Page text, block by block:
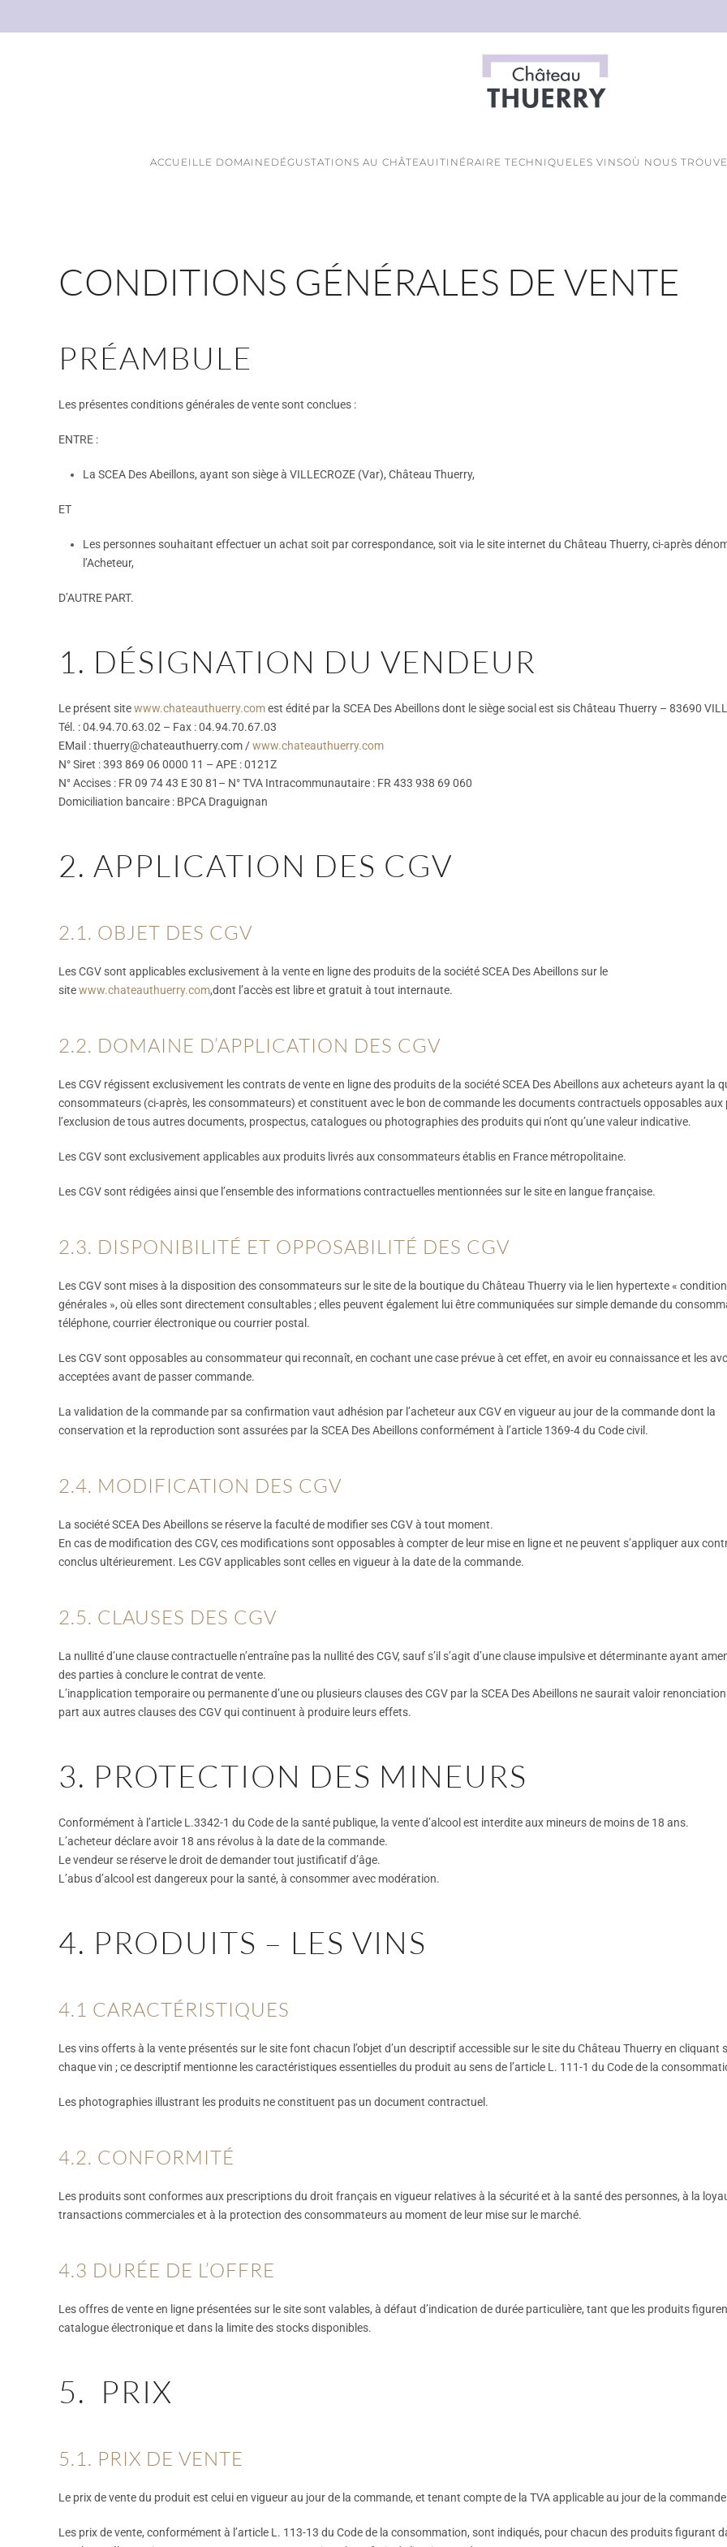
ACCUEIL LE DOMAINE DÉGUSTATIONS AU CHÂTEAU ITINÉRAIRE TECHNIQUE LES VINSOÙ NOUS
CONDITIONS GÉNÉRALES DE VENTE
PRÉAMBULE
Les présentes conditions générales de vente sont conclues :
ENTRE :
La SCEA Des Abeillons, ayant son siège à VILLECROZE (Var), Château Thuerry,
ET
Les personnes souhaitant effectuer un achat soit par correspondance, soit via le site internet du Château Thuerry, ci-après
l’Acheteur,
D’AUTRE PART.
1. DÉSIGNATION DU VENDEUR
Le présent sitewww.chateauthuerry.comest édité par la SCEA Des Abeillons dont le siège social est sis Château Thuerry – 83690
Tél. : 04.94.70.63.02 – Fax : 04.94.70.67.03
EMail : thuerry@chateauthuerry.com /www.chateauthuerry.com
N° Siret : 393 869 06 0000 11 – APE : 0121Z
N° Accises : FR 09 74 43 E 30 81– N° TVA Intracommunautaire : FR 433 938 69 060
Domiciliation bancaire : BPCA Draguignan
2. APPLICATION DES CGV
2.1. OBJET DES CGV
Les CGV sont applicables exclusivement à la vente en ligne des produits de la société SCEA Des Abeillons sur le
sitewww.chateauthuerry.com,dont l’accès est libre et gratuit à tout internaute.
2.2. DOMAINE D’APPLICATION DES CGV
Les CGV régissent exclusivement les contrats de vente en ligne des produits de la société SCEA Des Abeillons aux acheteurs ayant la
consommateurs (ci-après, les consommateurs) et constituent avec le bon de commande les documents contractuels opposables aux
l’exclusion de tous autres documents, prospectus, catalogues ou photographies des produits qui n’ont qu’une valeur indicative.
Les CGV sont exclusivement applicables aux produits livrés aux consommateurs établis en France métropolitaine.
Les CGV sont rédigées ainsi que l’ensemble des informations contractuelles mentionnées sur le site en langue française.
2.3. DISPONIBILITÉ ET OPPOSABILITÉ DES CGV
Les CGV sont mises à la disposition des consommateurs sur le site de la boutique du Château Thuerry via le lien hypertexte «
générales », où elles sont directement consultables ; elles peuvent également lui être communiquées sur simple demande du
téléphone, courrier électronique ou courrier postal.
Les CGV sont opposables au consommateur qui reconnaît, en cochant une case prévue à cet effet, en avoir eu connaissance et les
acceptées avant de passer commande.
La validation de la commande par sa confirmation vaut adhésion par l’acheteur aux CGV en vigueur au jour de la commande dont la
conservation et la reproduction sont assurées par la SCEA Des Abeillons conformément à l’article 1369-4 du Code civil.
2.4. MODIFICATION DES CGV
La société SCEA Des Abeillons se réserve la faculté de modifier ses CGV à tout moment.
En cas de modification des CGV, ces modifications sont opposables à compter de leur mise en ligne et ne peuvent s’appliquer aux
conclus ultérieurement. Les CGV applicables sont celles en vigueur à la date de la commande.
2.5. CLAUSES DES CGV
La nullité d’une clause contractuelle n’entraîne pas la nullité des CGV, sauf s’il s’agit d’une clause impulsive et déterminante ayant
des parties à conclure le contrat de vente.
L’inapplication temporaire ou permanente d’une ou plusieurs clauses des CGV par la SCEA Des Abeillons ne saurait valoir
part aux autres clauses des CGV qui continuent à produire leurs effets.
3. PROTECTION DES MINEURS
Conformément à l’article L.3342-1 du Code de la santé publique, la vente d’alcool est interdite aux mineurs de moins de 18 ans.
L’acheteur déclare avoir 18 ans révolus à la date de la commande.
Le vendeur se réserve le droit de demander tout justificatif d’âge.
L’abus d’alcool est dangereux pour la santé, à consommer avec modération.
4. PRODUITS – LES VINS
4.1 CARACTÉRISTIQUES
Les vins offerts à la vente présentés sur le site font chacun l’objet d’un descriptif accessible sur le site du Château Thuerry en cliquant
chaque vin ; ce descriptif mentionne les caractéristiques essentielles du produit au sens de l’article L. 111-1 du Code de la
Les photographies illustrant les produits ne constituent pas un document contractuel.
4.2. CONFORMITÉ
Les produits sont conformes aux prescriptions du droit français en vigueur relatives à la sécurité et à la santé des personnes, à la
transactions commerciales et à la protection des consommateurs au moment de leur mise sur le marché.
4.3 DURÉE DE L’OFFRE
Les offres de vente en ligne présentées sur le site sont valables, à défaut d’indication de durée particulière, tant que les produits
catalogue électronique et dans la limite des stocks disponibles.
5. PRIX
5.1. PRIX DE VENTE
Le prix de vente du produit est celui en vigueur au jour de la commande, et tenant compte de la TVA applicable au jour de la
Les prix de vente, conformément à l’article L. 113-13 du Code de la consommation, sont indiqués, pour chacun des produits figurant